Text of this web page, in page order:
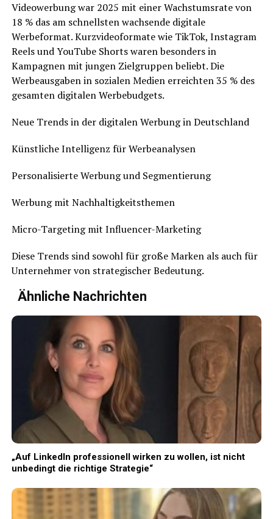
Videowerbung war 2025 mit einer Wachstumsrate von
18 % das am schnellsten wachsende digitale
Werbeformat. Kurzvideoformate wie TikTok, Instagram
Reels und YouTube Shorts waren besonders in
Kampagnen mit jungen Zielgruppen beliebt. Die
Werbeausgaben in sozialen Medien erreichten 35 % des
gesamten digitalen Werbebudgets.
Neue Trends in der digitalen Werbung in Deutschland
Künstliche Intelligenz für Werbeanalysen
Personalisierte Werbung und Segmentierung
Werbung mit Nachhaltigkeitsthemen
Micro-Targeting mit Influencer-Marketing
Diese Trends sind sowohl für große Marken als auch für
Unternehmer von strategischer Bedeutung.
Ähnliche Nachrichten
„Auf LinkedIn professionell wirken zu wollen, ist nicht
unbedingt die richtige Strategie“